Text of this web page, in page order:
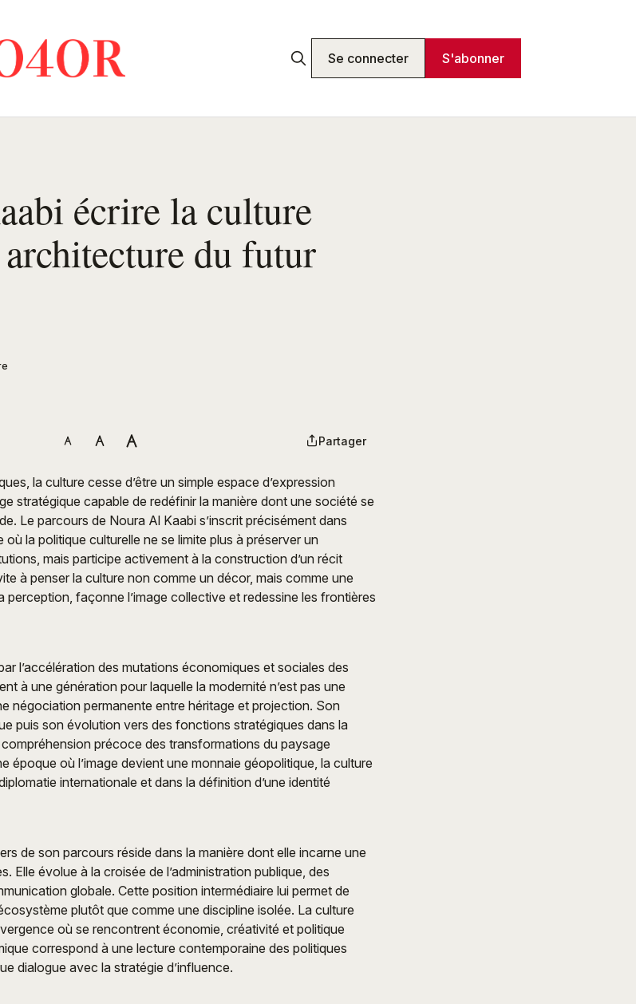
Se connecter S'abonner
écrire la culture
du futur
Partager
la culture cesse d’être un simple espace d’expression
stratégique capable de redéfinir la manière dont une société se
Le parcours de Noura Al Kaabi s’inscrit précisément dans
la politique culturelle ne se limite plus à préserver un
mais participe activement à la construction d’un récit
à penser la culture non comme un décor, mais comme une
perception, façonne l’image collective et redessine les frontières
l’accélération des mutations économiques et sociales des
à une génération pour laquelle la modernité n’est pas une
négociation permanente entre héritage et projection. Son
puis son évolution vers des fonctions stratégiques dans la
précoce des transformations du paysage
époque où l’image devient une monnaie géopolitique, la culture
internationale et dans la définition d’une identité
de son parcours réside dans la manière dont elle incarne une
Elle évolue à la croisée de l’administration publique, des
globale. Cette position intermédiaire lui permet de
plutôt que comme une discipline isolée. La culture
où se rencontrent économie, créativité et politique
correspond à une lecture contemporaine des politiques
dialogue avec la stratégie d’influence.